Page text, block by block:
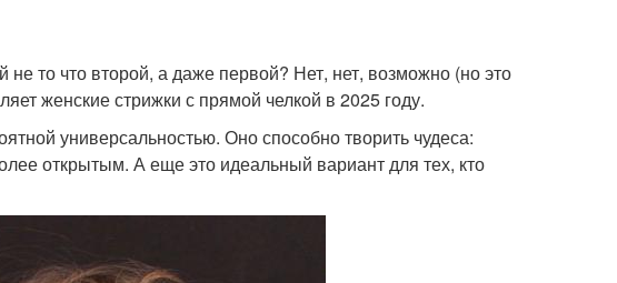
то что второй, а даже первой? Нет, нет, возможно (но это
женские стрижки с прямой челкой в 2025 году.
универсальностью. Оно способно творить чудеса:
открытым. А еще это идеальный вариант для тех, кто